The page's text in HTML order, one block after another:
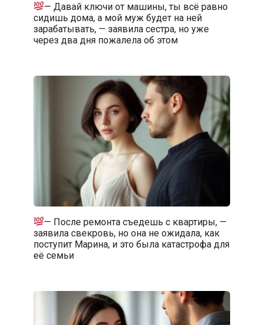
— Давай ключи от машины, ты всё равно
сидишь дома, а мой муж будет на ней
зарабатывать, — заявила сестра, но уже
через два дня пожалела об этом
— После ремонта съедешь с квартиры, —
заявила свекровь, но она не ожидала, как
поступит Марина, и это была катастрофа для
её семьи